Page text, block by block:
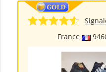
France